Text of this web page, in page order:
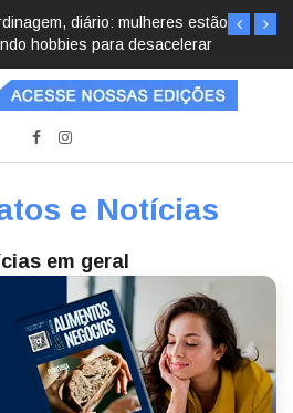
diário: mulheres estão
hobbies para desacelerar
e Notícias
em geral